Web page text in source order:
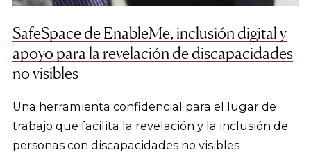
SafeSpace de EnableMe, inclusión digital y
apoyo para la revelación de discapacidades
no visibles
Una herramienta confidencial para el lugar de
trabajo que facilita la revelación y la inclusión de
personas con discapacidades no visibles